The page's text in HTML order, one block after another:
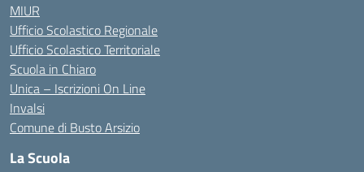
MIUR
Ufficio Scolastico Regionale
Ufficio Scolastico Territoriale
Scuola in Chiaro
Unica – Iscrizioni On Line
Invalsi
Comune di Busto Arsizio
La Scuola